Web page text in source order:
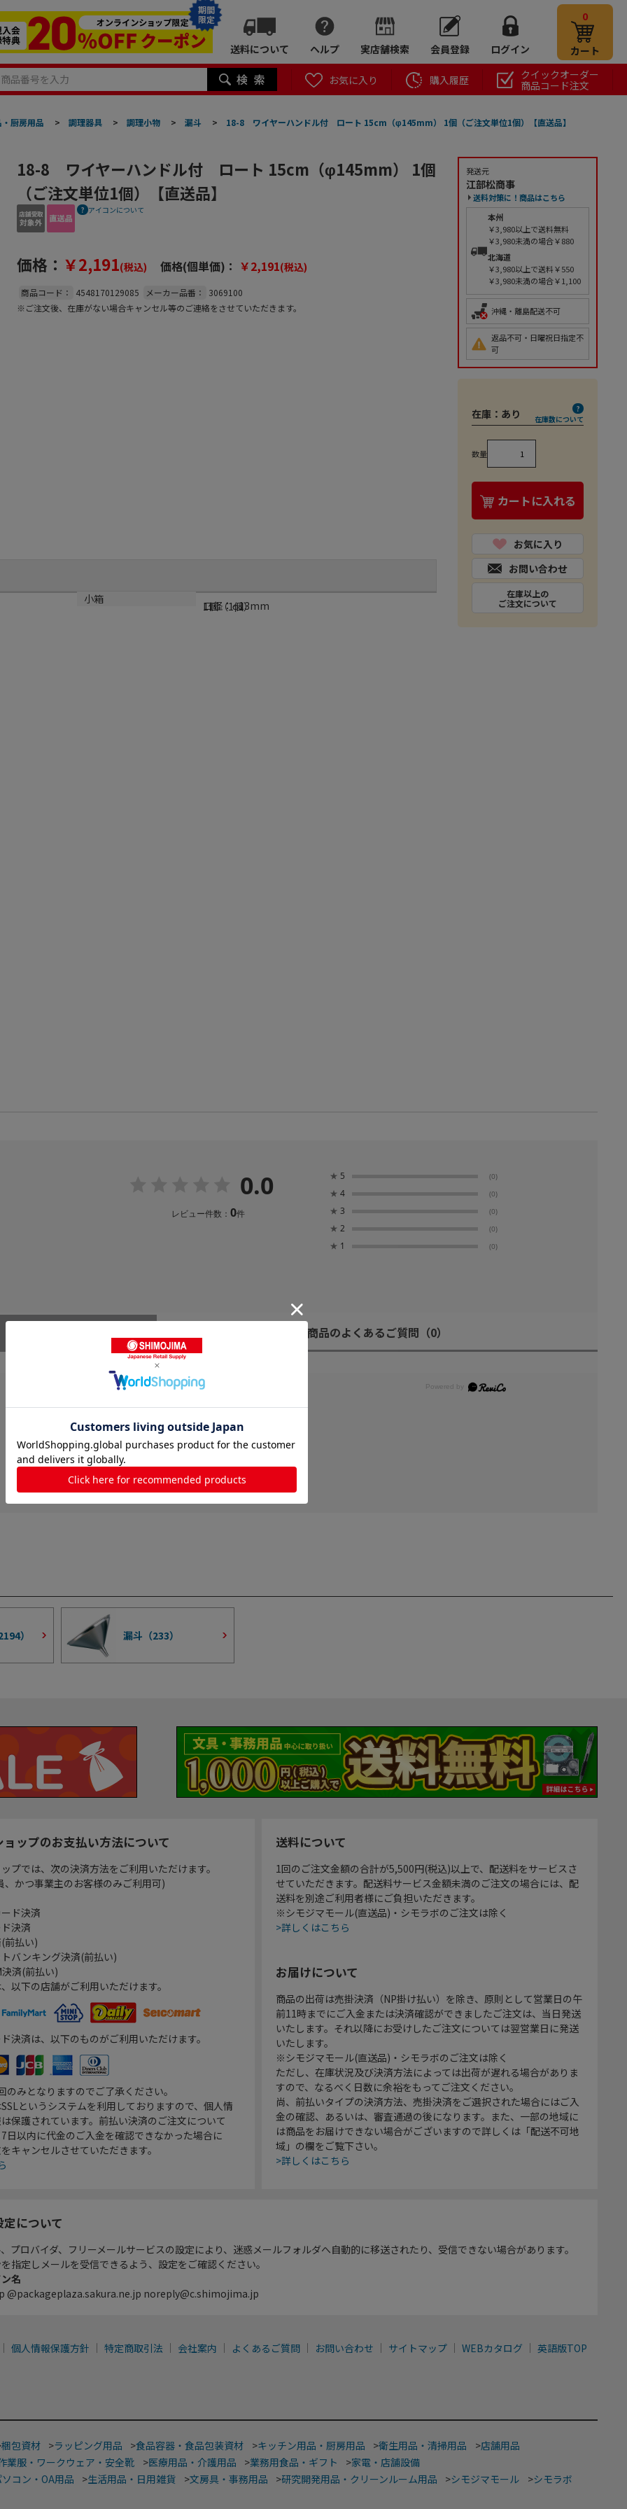
期間
限定
送料について ヘルプ 実店舗検索 会員登録 ログイン
0
カート
お気に入り 購入履歴
クイックオーダー
商品コード注文
厨房用品 > 調理器具 > 調理小物 > 漏斗 > 18-8 ワイヤーハンドル付 ロート 15cm（φ145mm） 1個（ご注文単位1個）【直送品】
18-8 ワイヤーハンドル付 ロート 15cm（φ145mm） 1個
（ご注文単位1個）【直送品】
アイコンについて
価格： ￥2,191(税込) 価格(個単価)： ￥2,191(税込)
商品コード： 4548170129085 メーカー品番：
3069100
※ご注文後、在庫がない場合キャンセル等のご連絡をさせていただきます。
サイズ
口径：φ13mm
小箱
1個（1個）
発送元
江部松商事
送料対策に！商品はこちら
本州
￥3,980以上で送料無料
￥3,980未満の場合￥880
北海道
￥3,980以上で送料￥550
￥3,980未満の場合￥1,100
沖縄・離島配送不可
返品不可・日曜祝日指定不
可
在庫： あり 在庫数について
数量
カートに入れる
お気に入り
お問い合わせ
在庫以上の
ご注文について
0.0
レビュー件数： 0件
★ 5 (0)
★ 4 (0)
★ 3 (0)
★ 2 (0)
★ 1 (0)
商品のよくあるご質問 （0）
） 漏斗（233）
ップのお支払い方法について
プでは、次の決済方法をご利用いただけます。
、かつ事業主のお客様のみご利用可)
ド決済
決済
前払い)
バンキング決済(前払い)
決済(前払い)
以下の店舗がご利用いただけます。
決済は、以下のものがご利用いただけます。
のみとなりますのでご了承ください。
というシステムを利用しておりますので、個人情
保護されています。前払い決済のご注文について
日以内に代金のご入金を確認できなかった場合に
キャンセルさせていただきます。
送料について
1回のご注文金額の合計が5,500円(税込)以上で、配送料をサービスさ
せていただきます。配送料サービス金額未満のご注文の場合には、配
送料を別途ご利用者様にご負担いただきます。
※シモジマモール(直送品)・シモラボのご注文は除く
>詳しくはこちら
お届けについて
商品の出荷は売掛決済（NP掛け払い）を除き、原則として営業日の午
前11時までにご入金または決済確認ができましたご注文は、当日発送
いたします。それ以降にお受けしたご注文については翌営業日に発送
いたします。
※シモジマモール(直送品)・シモラボのご注文は除く
ただし、在庫状況及び決済方法によっては出荷が遅れる場合がありま
すので、なるべく日数に余裕をもってご注文ください。
尚、前払いタイプの決済方法、売掛決済をご選択された場合にはご入
金の確認、あるいは、審査通過の後になります。また、一部の地域に
は商品をお届けできない場合がございますので詳しくは「配送不可地
域」の欄をご覧下さい。
>詳しくはこちら
について
プロバイダ、フリーメールサービスの設定により、迷惑メールフォルダへ自動的に移送されたり、受信できない場合があります。
指定しメールを受信できるよう、設定をご確認ください。
名
@packageplaza.sakura.ne.jp noreply@c.shimojima.jp
個人情報保護方針 特定商取引法 会社案内 よくあるご質問 お問い合わせ サイトマップ WEBカタログ 英語版TOP
梱包資材 >ラッピング用品 >食品容器・食品包装資材 >キッチン用品・厨房用品 >衛生用品・清掃用品 >店舗用品
業服・ワークウェア・安全靴 >医療用品・介護用品 >業務用食品・ギフト >家電・店舗設備
コン・OA用品 >生活用品・日用雑貨 >文房具・事務用品 >研究開発用品・クリーンルーム用品 >シモジマモール >シモラボ